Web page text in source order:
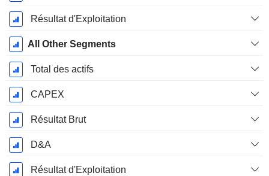
Résultat d'Exploitation
All Other Segments
Total des actifs
CAPEX
Résultat Brut
D&A
Résultat d'Exploitation